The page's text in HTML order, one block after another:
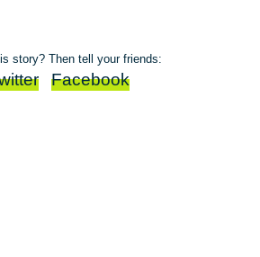
story? Then tell your friends:
Facebook